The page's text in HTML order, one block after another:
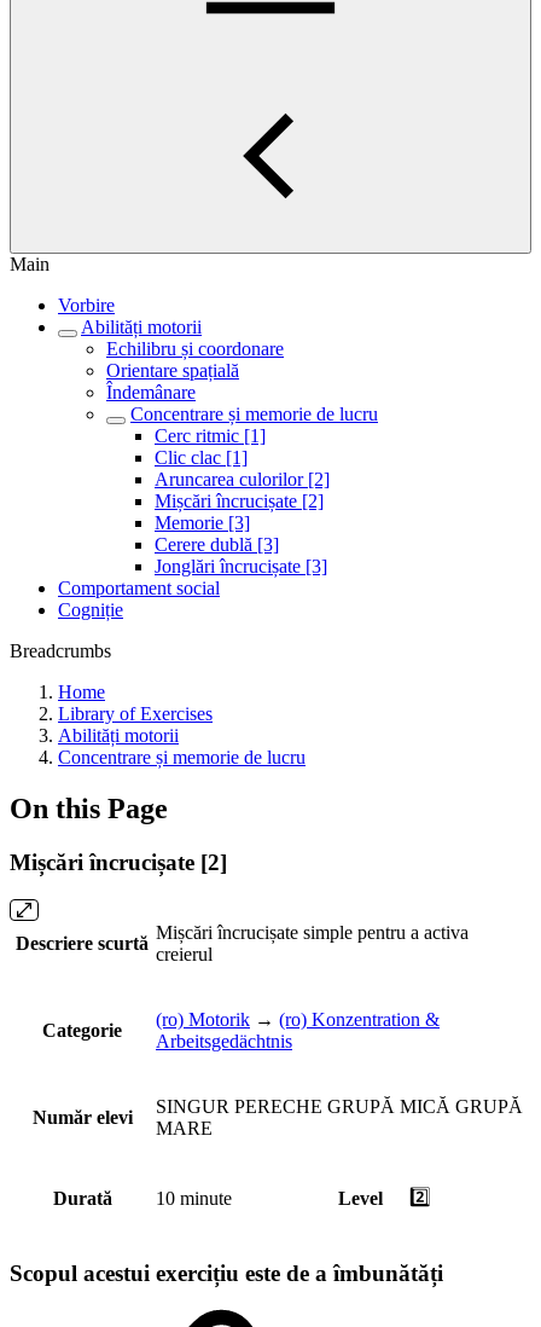
Main
Vorbire
Abilități motorii
Echilibru și coordonare
Orientare spațială
Îndemânare
Concentrare și memorie de lucru
Cerc ritmic [1]
Clic clac [1]
Aruncarea culorilor [2]
Mișcări încrucișate [2]
Memorie [3]
Cerere dublă [3]
Jonglări încrucișate [3]
Comportament social
Cogniție
Breadcrumbs
Home
Library of Exercises
Abilități motorii
Concentrare și memorie de lucru
On this Page
Mișcări încrucișate [2]
Descriere scurtă
Mișcări încrucișate simple pentru a activa
creierul
Categorie
(ro) Motorik → (ro) Konzentration &
Arbeitsgedächtnis
Număr elevi
SINGUR PERECHE GRUPĂ MICĂ GRUPĂ
MARE
Durată 10 minute Level 2️⃣
Scopul acestui exercițiu este de a îmbunătăți